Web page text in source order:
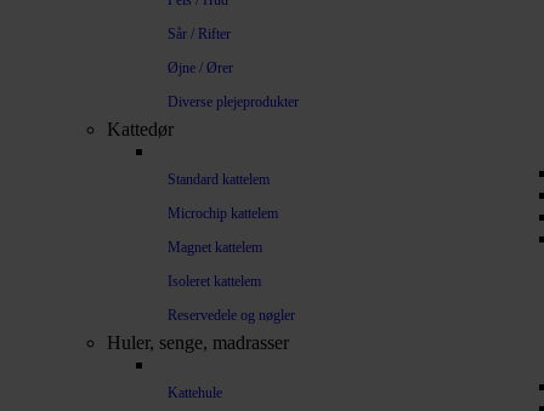
Sår / Rifter
Øjne / Ører
Diverse plejeprodukter
Kattedør
Standard kattelem
Microchip kattelem
Magnet kattelem
Isoleret kattelem
Reservedele og nøgler
Huler, senge, madrasser
Kattehule